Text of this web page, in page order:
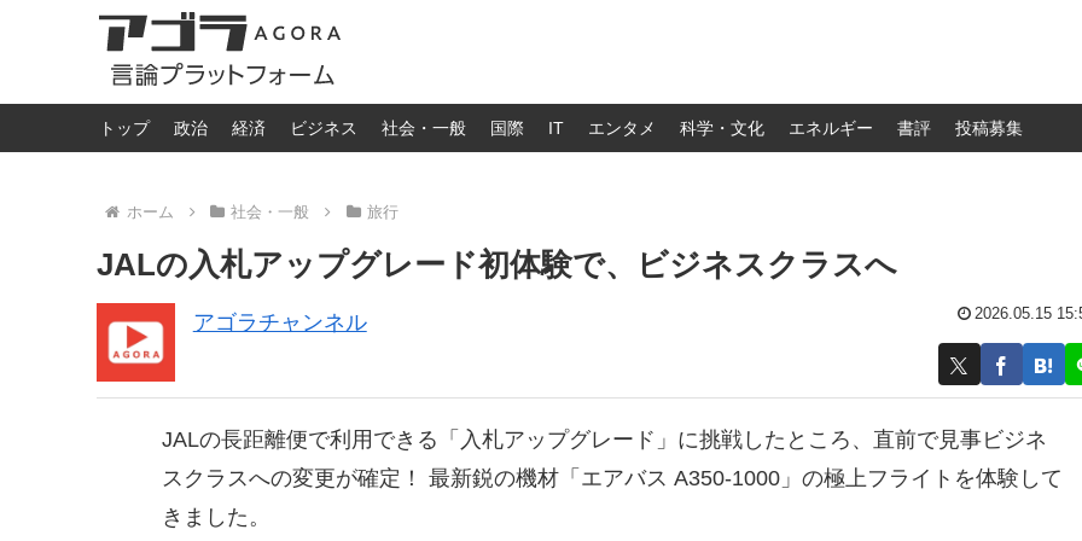
トップ 政治 経済 ビジネス 社会・一般 国際 IT エンタメ 科学・文化 エネルギー 書評 投稿募集
ホーム 社会・一般 旅行
JALの入札アップグレード初体験で、ビジネスクラスへ
アゴラチャンネル 2026.05.15
JALの長距離便で利用できる「入札アップグレード」に挑戦したところ、直前で見事ビジネ
スクラスへの変更が確定！ 最新鋭の機材「エアバス A350-1000」の極上フライトを体験して
きました。